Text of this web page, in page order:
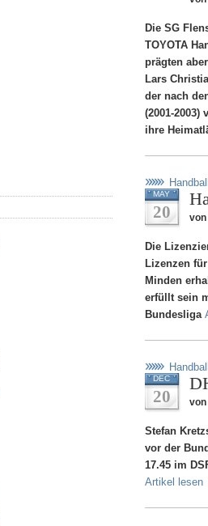
Die SG
TOYOTA
prägten
Lars
der nach
(2001-
ihre
MAY
20 von
Die
Lizenzen
Minden
erfüllt sein
Bundesliga
DEC
20 von
Stefan
vor der
17.45 im
Artikel lesen